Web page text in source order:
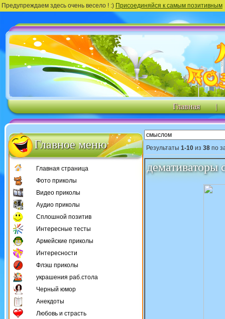
Предупреждаем здесь очень весело ! :) Присоединяйся к самым позитивным
Главная |
Главное меню
Главная страница
Фото приколы
Видео приколы
Аудио приколы
Сплошной позитив
Интересные тесты
Армейские приколы
Интересности
Флэш приколы
украшения раб.стола
Черный юмор
Анекдоты
Любовь и страсть
Результаты 1-10 из 38 по
демативаторы